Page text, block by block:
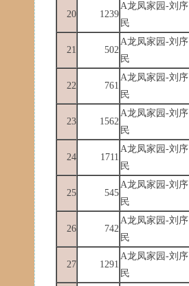
20 1239
A龙凤家园-刘序
民
21 502
A龙凤家园-刘序
民
22 761
A龙凤家园-刘序
民
23 1562
A龙凤家园-刘序
民
24 1711
A龙凤家园-刘序
民
25 545
A龙凤家园-刘序
民
26 742
A龙凤家园-刘序
民
27 1291
A龙凤家园-刘序
民